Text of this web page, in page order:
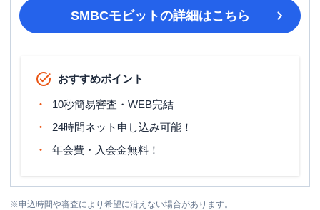
SMBCモビットの詳細はこちら
おすすめポイント
10秒簡易審査・WEB完結
24時間ネット申し込み可能！
年会費・入会金無料！
※申込時間や審査により希望に沿えない場合があります。